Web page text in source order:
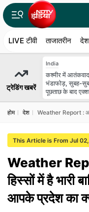
LIVE टीवी ताजातरीन देश
ट्रेडिंग खबरें
India
कश्मीर में
भंडाफोड़, सुबह-
पूछताछ के बाद
होम देश Weather Report : आज
This Article is From Jul
Weather
हिस्सों में है भारी
आपके प्रदेश का